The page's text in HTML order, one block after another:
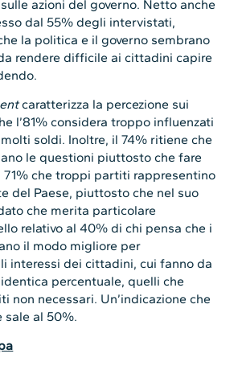
azioni del governo. Netto anche
dal 55% degli intervistati,
la politica e il governo sembrano
rendere difficile ai cittadini capire
caratterizza la percezione sui
l’81% considera troppo influenzati
soldi. Inoltre, il 74% ritiene che
le questioni piuttosto che fare
71% che troppi partiti rappresentino
del Paese, piuttosto che nel suo
che merita particolare
relativo al 40% di chi pensa che i
il modo migliore per
interessi dei cittadini, cui fanno da
percentuale, quelli che
non necessari. Un’indicazione che
sale al 50%.